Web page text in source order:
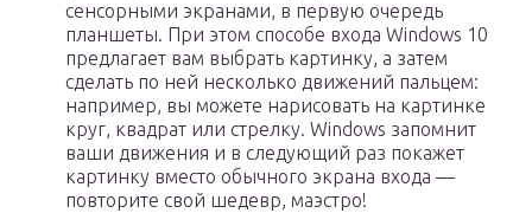
сенсорными экранами, в первую очередь
планшеты. При этом способе входа Windows 10
предлагает вам выбрать картинку, а затем
сделать по ней несколько движений пальцем:
например, вы можете нарисовать на картинке
круг, квадрат или стрелку. Windows запомнит
ваши движения и в следующий раз покажет
картинку вместо обычного экрана входа —
повторите свой шедевр, маэстро!